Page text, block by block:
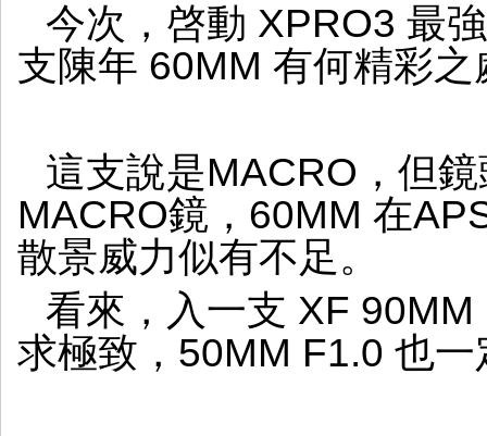
今次，啓動 XPRO3 最
支陳年 60MM 有何精彩之
這支說是MACRO，但
MACRO鏡，60MM 在
散景威力似有不足。
看來，入一支 XF
求極致，50MM F1.0 也一